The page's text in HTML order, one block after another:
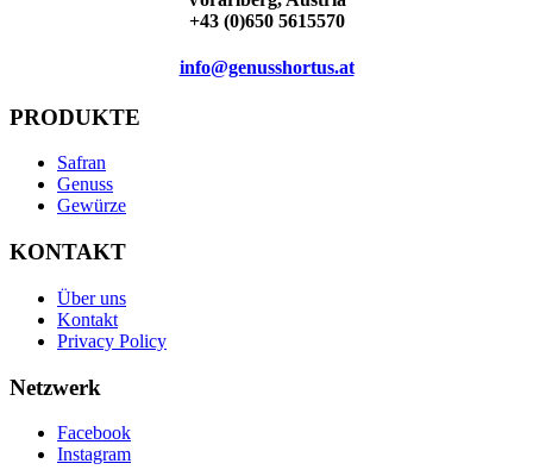
+43 (0)650 5615570
info@genusshortus.at
PRODUKTE
Safran
Genuss
Gewürze
KONTAKT
Über uns
Kontakt
Privacy Policy
Netzwerk
Facebook
Instagram